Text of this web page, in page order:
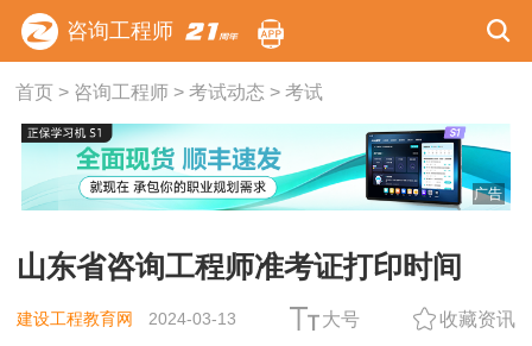
咨询工程师
首页> 咨询工程师> 考试动态 > 考试
广告
山东省咨询工程师准考证打印时间
建设工程教育网 2024-03-13 大号 收藏资讯